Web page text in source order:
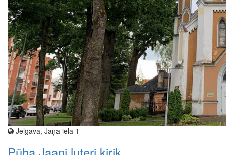
Jelgava, Jāņa iela 1